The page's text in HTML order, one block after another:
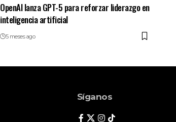
OpenAI lanza GPT-5 para reforzar liderazgo en
inteligencia artificial
5 meses ago
Síganos